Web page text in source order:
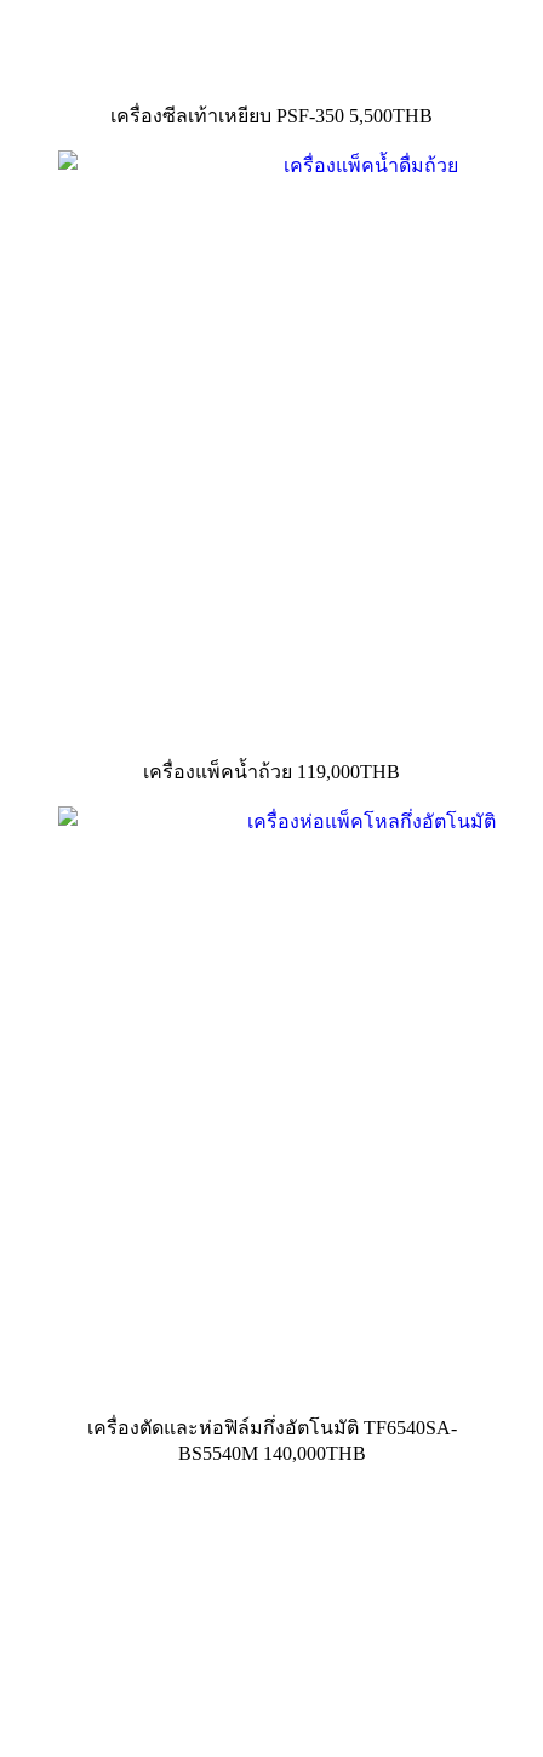
เครื่องซีลเท้าเหยียบ PSF-350 5,500THB
เครื่องแพ็คน้ำถ้วย 119,000THB
เครื่องตัดและห่อฟิล์มกึ่งอัตโนมัติ TF6540SA-
BS5540M 140,000THB